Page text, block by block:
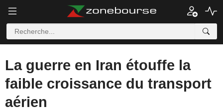
La guerre en Iran étouffe la
faible croissance du transport
aérien